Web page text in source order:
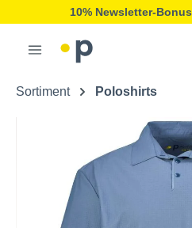
10% Newsletter-Bonus
Sortiment Poloshirts